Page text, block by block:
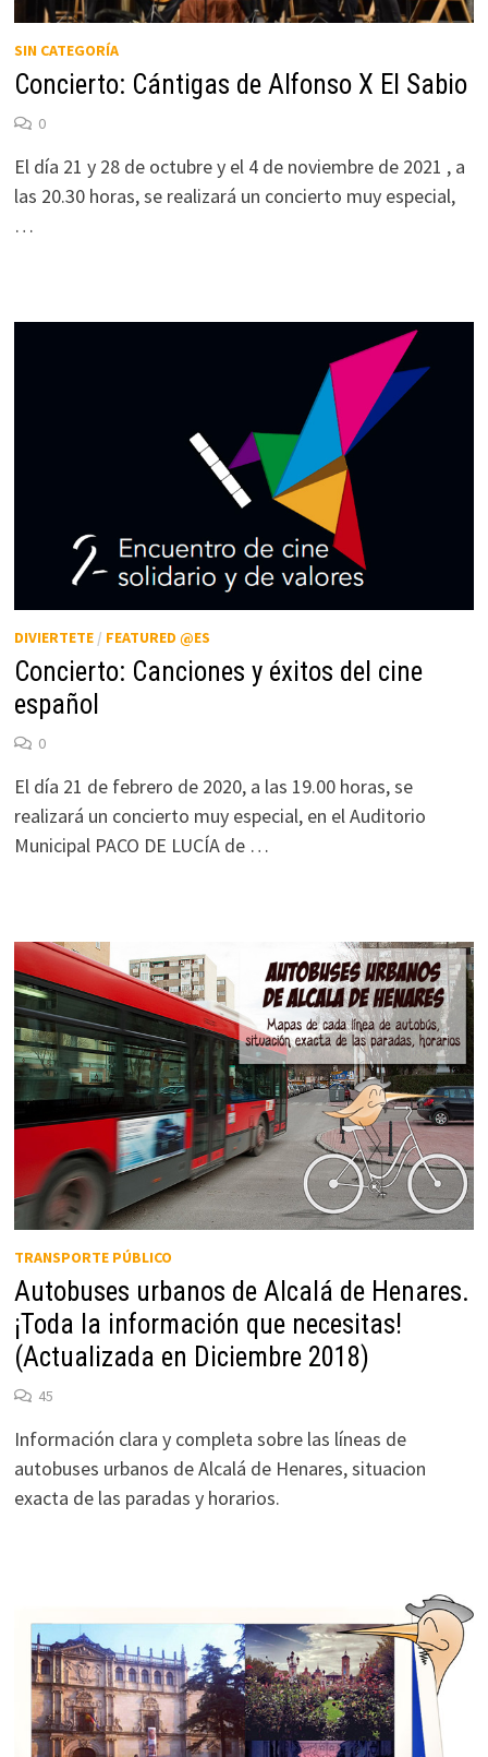
SIN CATEGORÍA
Concierto: Cántigas de Alfonso X El Sabio
0
El día 21 y 28 de octubre y el 4 de noviembre de 2021 , a
las 20.30 horas, se realizará un concierto muy especial,
…
DIVIERTETE/ FEATURED @ES
Concierto: Canciones y éxitos del cine
español
0
El día 21 de febrero de 2020, a las 19.00 horas, se
realizará un concierto muy especial, en el Auditorio
Municipal PACO DE LUCÍA de …
TRANSPORTE PÚBLICO
Autobuses urbanos de Alcalá de Henares.
¡Toda la información que necesitas!
(Actualizada en Diciembre 2018)
45
Información clara y completa sobre las líneas de
autobuses urbanos de Alcalá de Henares, situacion
exacta de las paradas y horarios.